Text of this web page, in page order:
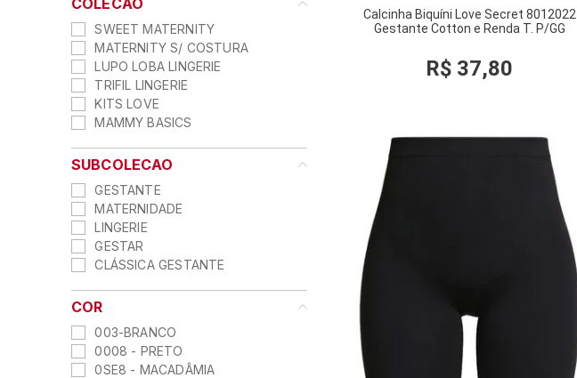
COLECAO
SWEET MATERNITY
MATERNITY S/ COSTURA
LUPO LOBA LINGERIE
TRIFIL LINGERIE
KITS LOVE
MAMMY BASICS
COR
003-BRANCO
0008 - PRETO
0SE8 - MACADÂMIA
SUBCOLECAO
GESTANTE
MATERNIDADE
LINGERIE
GESTAR
CLÁSSICA GESTANTE
Calcinha Biquíni Love Secret 8012022
Gestante Cotton e Renda T. P/GG
R$ 37,80
COMPRAR